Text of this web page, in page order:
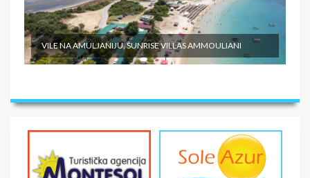
VILE NA AMULJANIJU, SUNRISE VILLAS AMMOULIANI